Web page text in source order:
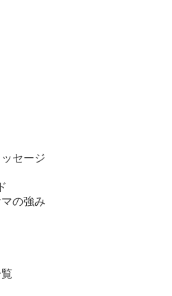
セージ
の強み